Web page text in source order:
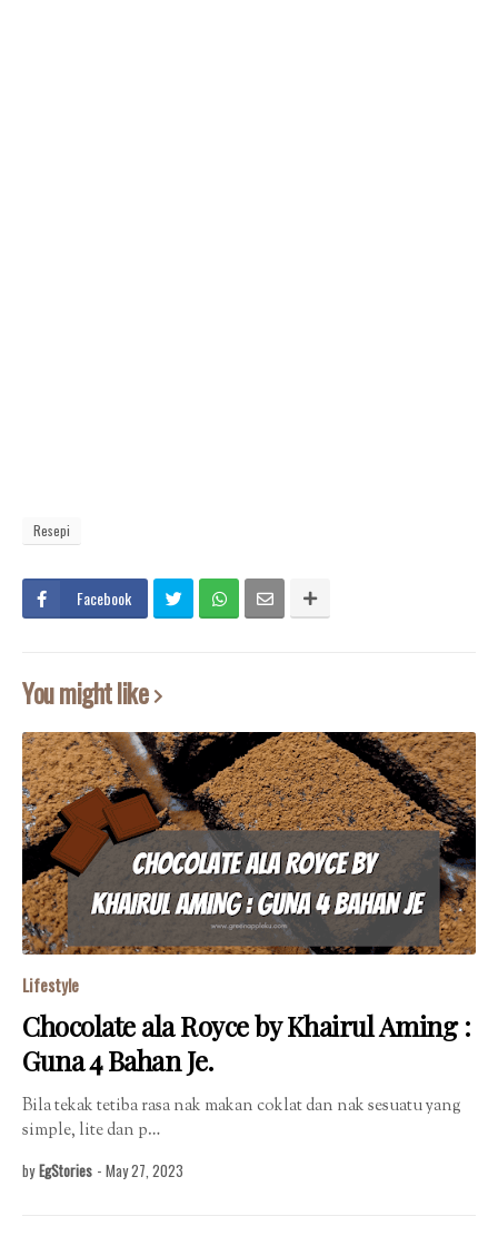
Resepi
Facebook
You might like
Lifestyle
Chocolate ala Royce by Khairul Aming :
Guna 4 Bahan Je.
Bila tekak tetiba rasa nak makan coklat dan nak sesuatu yang
simple, lite dan p…
by EgStories - May 27, 2023